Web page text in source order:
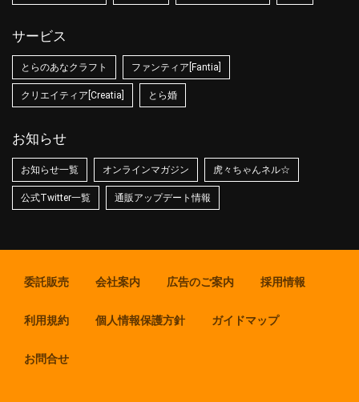
サービス
とらのあなクラフト ファンティア[Fantia]
クリエイティア[Creatia] とら婚
お知らせ
お知らせ一覧 オンラインマガジン 虎々ちゃんネル☆
公式Twitter一覧 通販アップデート情報
委託販売 会社案内 広告のご案内 採用情報
利用規約 個人情報保護方針 ガイドマップ
お問合せ